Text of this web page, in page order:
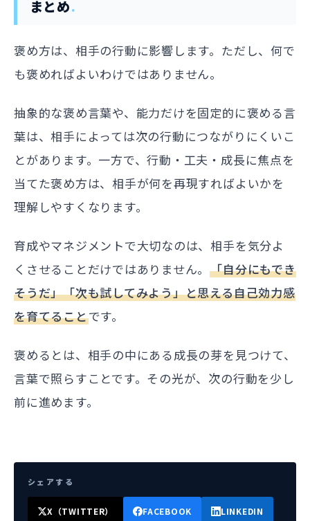
まとめ
褒め方は、相手の行動に影響します。ただし、何で
も褒めればよいわけではありません。
抽象的な褒め言葉や、能力だけを固定的に褒める言
葉は、相手によっては次の行動につながりにくいこ
とがあります。一方で、行動・工夫・成長に焦点を
当てた褒め方は、相手が何を再現すればよいかを
理解しやすくなります。
育成やマネジメントで大切なのは、相手を気分よ
くさせることだけではありません。「自分にもでき
そうだ」「次も試してみよう」と思える自己効力感
を育てることです。
褒めるとは、相手の中にある成長の芽を見つけて、
言葉で照らすことです。その光が、次の行動を少し
前に進めます。
シェアする
X（TWITTER） FACEBOOK LINKEDIN